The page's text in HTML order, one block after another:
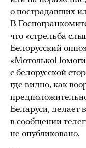
о пострадавших
В
что «стрельба
Белорусский
с белорусской
где видно, как
Беларуси, делает
в сообщении
не опубликовано.